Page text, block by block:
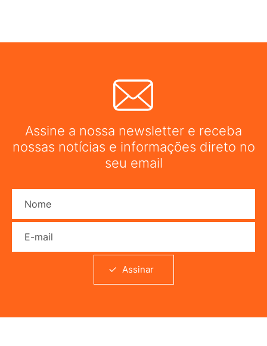
Assine a nossa newsletter e receba
nossas notícias e informações direto no
seu email
Assinar